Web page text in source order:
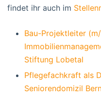
findet ihr auch im
Bau-Projektleiter
Stiftung Lobetal
Pflegefachkraft als
Seniorendomizil